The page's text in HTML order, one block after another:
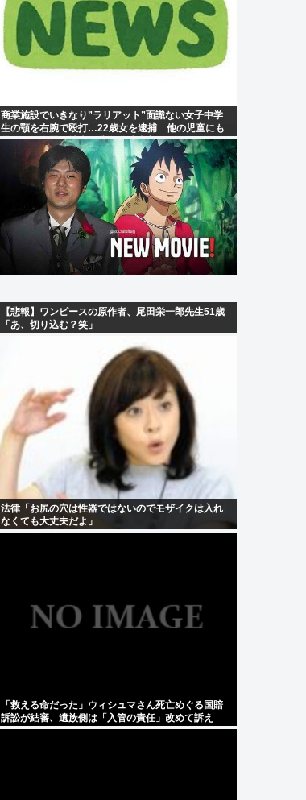
商業施設でいきなり”ラリアット”面識ない女子中学
生の顎を右腕で殴打…22歳女を逮捕 他の児童にも
暴行か、余罪を捜査 北海道千歳市
【悲報】ワンピースの原作者、尾田栄一郎先生51歳
「あ、切り込む？笑」
法律「お尻の穴は性器ではないのでモザイクは入れ
なくても大丈夫だよ」
「救える命だった」ウィシュマさん死亡めぐる国賠
訴訟が結審、遺族側は「入管の責任」改めて訴え